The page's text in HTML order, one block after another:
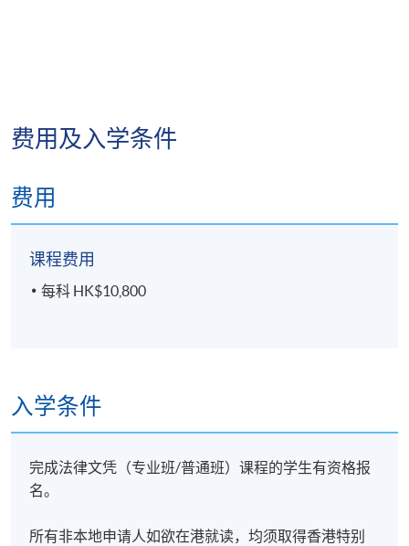
费用及入学条件
费用
课程费用
每科 HK$10,800
入学条件
完成法律文凭（专业班/普通班）课程的学生有资格报
名。
所有非本地申请人如欲在港就读，均须取得香港特别